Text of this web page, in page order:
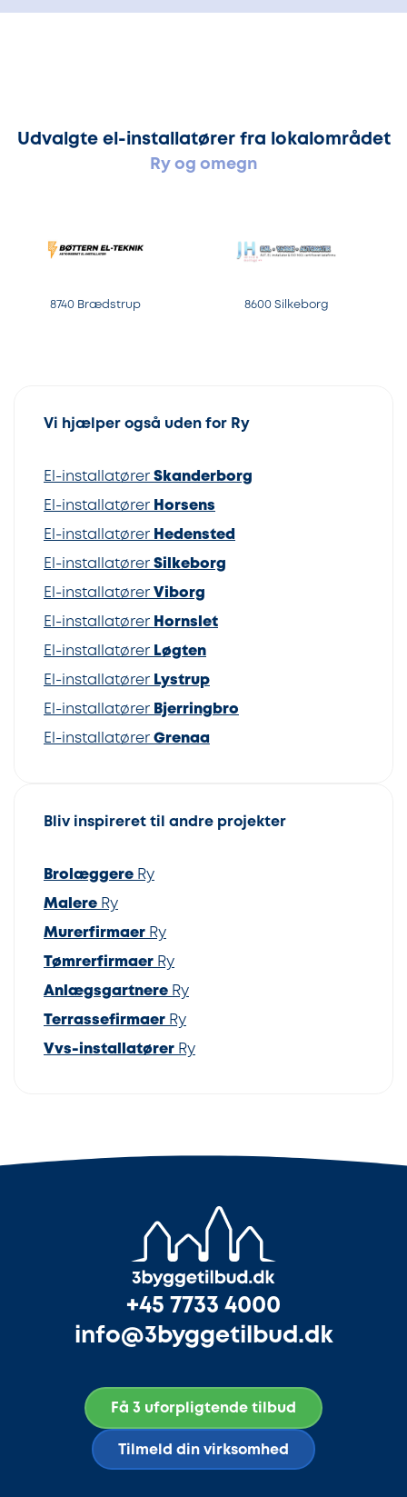
Udvalgte el-installatører fra lokalområdet
Ry og omegn
8740 Brædstrup 8600 Silkeborg
Vi hjælper også uden for Ry
El-installatører Skanderborg
El-installatører Horsens
El-installatører Hedensted
El-installatører Silkeborg
El-installatører Viborg
El-installatører Hornslet
El-installatører Løgten
El-installatører Lystrup
El-installatører Bjerringbro
El-installatører Grenaa
Bliv inspireret til andre projekter
Brolæggere Ry
Malere Ry
Murerfirmaer Ry
Tømrerfirmaer Ry
Anlægsgartnere Ry
Terrassefirmaer Ry
Vvs-installatører Ry
+45 7733 4000
info@3byggetilbud.dk
Få 3 uforpligtende tilbud
Tilmeld din virksomhed